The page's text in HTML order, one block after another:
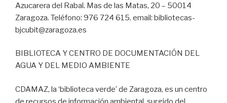
Azucarera del Rabal. Mas de las Matas, 20 – 50014
Zaragoza. Teléfono: 976 724 615. email: bibliotecas-
bjcubit@zaragoza.es
BIBLIOTECA Y CENTRO DE DOCUMENTACIÓN DEL
AGUA Y DEL MEDIO AMBIENTE
CDAMAZ, la ‘biblioteca verde’ de Zaragoza, es un centro